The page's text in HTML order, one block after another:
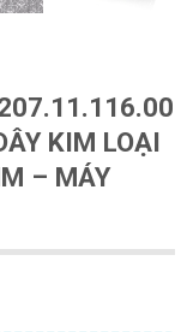
KIM LOẠI
– MÁY